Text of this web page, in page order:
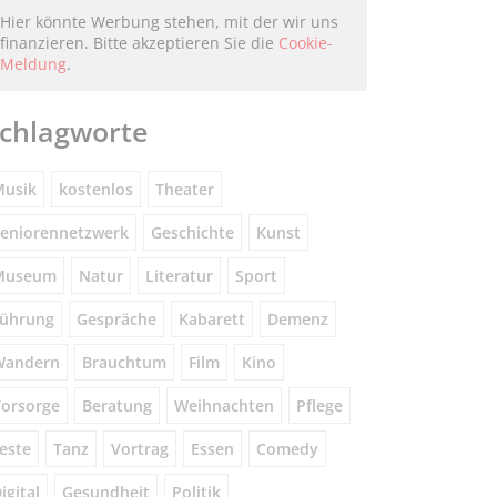
Hier könnte Werbung stehen, mit der wir uns
finanzieren. Bitte akzeptieren Sie die Cookie-
Meldung.
kostenlos Theater
Geschichte Kunst
Natur Literatur Sport
Gespräche Kabarett Demenz
Brauchtum Film Kino
Beratung Weihnachten Pflege
Tanz Vortrag Essen Comedy
Gesundheit Politik